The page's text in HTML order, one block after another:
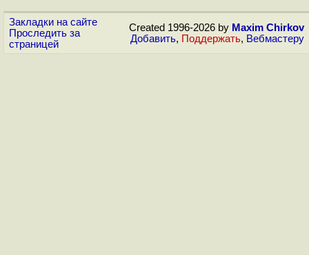
Закладки на сайте
Проследить за
страницей
Created 1996-2026 by Maxim Chirkov
Добавить, Поддержать, Вебмастеру